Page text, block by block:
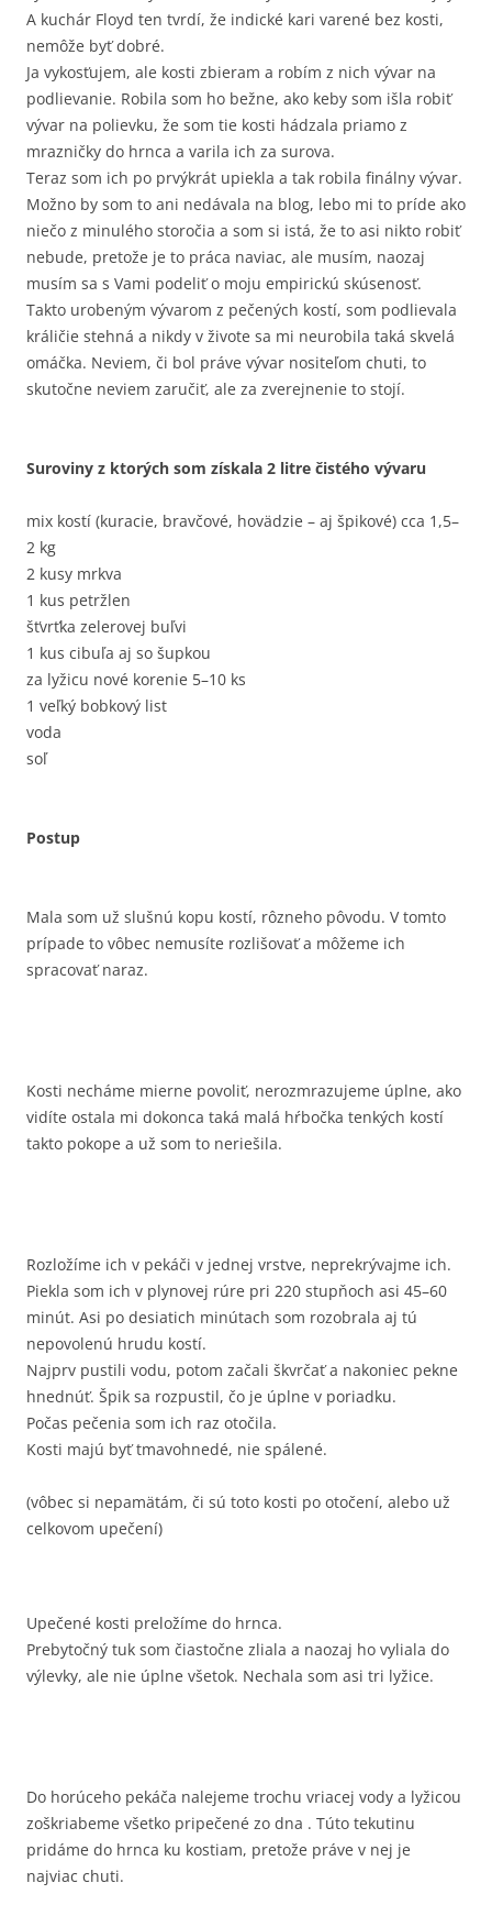
A kuchár Floyd ten tvrdí, že indické kari varené bez kosti,
nemôže byť dobré.
Ja vykosťujem, ale kosti zbieram a robím z nich vývar na
podlievanie. Robila som ho bežne, ako keby som išla robiť
vývar na polievku, že som tie kosti hádzala priamo z
mrazničky do hrnca a varila ich za surova.
Teraz som ich po prvýkrát upiekla a tak robila finálny vývar.
Možno by som to ani nedávala na blog, lebo mi to príde ako
niečo z minulého storočia a som si istá, že to asi nikto robiť
nebude, pretože je to práca naviac, ale musím, naozaj
musím sa s Vami podeliť o moju empirickú skúsenosť.
Takto urobeným vývarom z pečených kostí, som podlievala
králičie stehná a nikdy v živote sa mi neurobila taká skvelá
omáčka. Neviem, či bol práve vývar nositeľom chuti, to
skutočne neviem zaručiť, ale za zverejnenie to stojí.
Suroviny z ktorých som získala 2 litre čistého vývaru
mix kostí (kuracie, bravčové, hovädzie – aj špikové) cca 1,5–
2 kg
2 kusy mrkva
1 kus petržlen
šťvrťka zelerovej buľvi
1 kus cibuľa aj so šupkou
za lyžicu nové korenie 5–10 ks
1 veľký bobkový list
voda
soľ
Postup
Mala som už slušnú kopu kostí, rôzneho pôvodu. V tomto
prípade to vôbec nemusíte rozlišovať a môžeme ich
spracovať naraz.
Kosti necháme mierne povoliť, nerozmrazujeme úplne, ako
vidíte ostala mi dokonca taká malá hŕbočka tenkých kostí
takto pokope a už som to neriešila.
Rozložíme ich v pekáči v jednej vrstve, neprekrývajme ich.
Piekla som ich v plynovej rúre pri 220 stupňoch asi 45–60
minút. Asi po desiatich minútach som rozobrala aj tú
nepovolenú hrudu kostí.
Najprv pustili vodu, potom začali škvrčať a nakoniec pekne
hnednúť. Špik sa rozpustil, čo je úplne v poriadku.
Počas pečenia som ich raz otočila.
Kosti majú byť tmavohnedé, nie spálené.
(vôbec si nepamätám, či sú toto kosti po otočení, alebo už
celkovom upečení)
Upečené kosti preložíme do hrnca.
Prebytočný tuk som čiastočne zliala a naozaj ho vyliala do
výlevky, ale nie úplne všetok. Nechala som asi tri lyžice.
Do horúceho pekáča nalejeme trochu vriacej vody a lyžicou
zoškriabeme všetko pripečené zo dna . Túto tekutinu
pridáme do hrnca ku kostiam, pretože práve v nej je
najviac chuti.